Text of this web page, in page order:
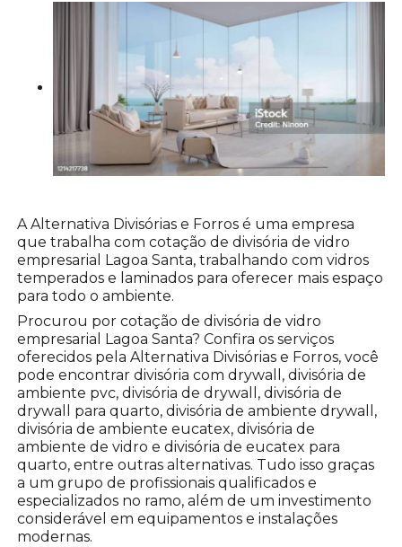
A Alternativa Divisórias e Forros é uma empresa
que trabalha com cotação de divisória de vidro
empresarial Lagoa Santa, trabalhando com vidros
temperados e laminados para oferecer mais espaço
para todo o ambiente.
Procurou por cotação de divisória de vidro
empresarial Lagoa Santa? Confira os serviços
oferecidos pela Alternativa Divisórias e Forros, você
pode encontrar divisória com drywall, divisória de
ambiente pvc, divisória de drywall, divisória de
drywall para quarto, divisória de ambiente drywall,
divisória de ambiente eucatex, divisória de
ambiente de vidro e divisória de eucatex para
quarto, entre outras alternativas. Tudo isso graças
a um grupo de profissionais qualificados e
especializados no ramo, além de um investimento
considerável em equipamentos e instalações
modernas.